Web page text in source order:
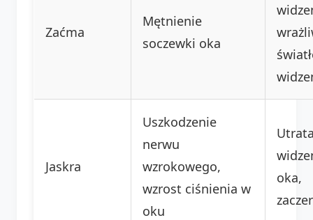
Zaćma
Mętnienie
soczewki oka
Jaskra
Uszkodzenie
nerwu
wzrokowego,
wzrost ciśnienia w
oku
oka,